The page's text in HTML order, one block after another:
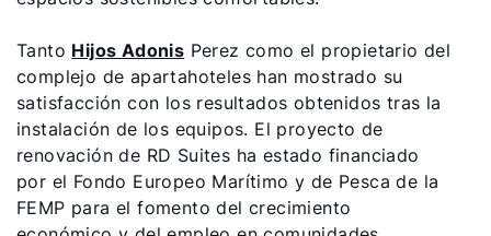
Tanto Hijos Adonis Perez como el propietario del
complejo de apartahoteles han mostrado su
satisfacción con los resultados obtenidos tras la
instalación de los equipos. El proyecto de
renovación de RD Suites ha estado financiado
por el Fondo Europeo Marítimo y de Pesca de la
FEMP para el fomento del crecimiento